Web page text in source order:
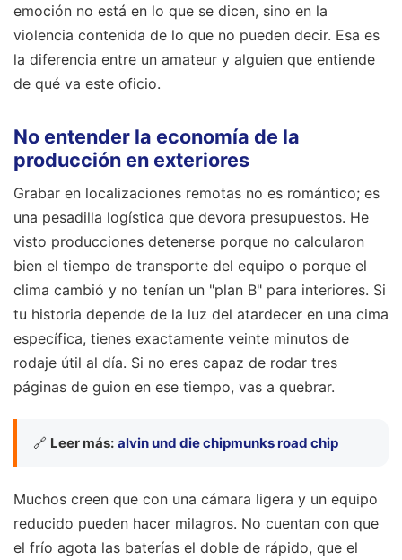
emoción no está en lo que se dicen, sino en la
violencia contenida de lo que no pueden decir. Esa es
la diferencia entre un amateur y alguien que entiende
de qué va este oficio.
No entender la economía de la
producción en exteriores
Grabar en localizaciones remotas no es romántico; es
una pesadilla logística que devora presupuestos. He
visto producciones detenerse porque no calcularon
bien el tiempo de transporte del equipo o porque el
clima cambió y no tenían un "plan B" para interiores. Si
tu historia depende de la luz del atardecer en una cima
específica, tienes exactamente veinte minutos de
rodaje útil al día. Si no eres capaz de rodar tres
páginas de guion en ese tiempo, vas a quebrar.
🔗 Leer más: alvin und die chipmunks road chip
Muchos creen que con una cámara ligera y un equipo
reducido pueden hacer milagros. No cuentan con que
el frío agota las baterías el doble de rápido, que el